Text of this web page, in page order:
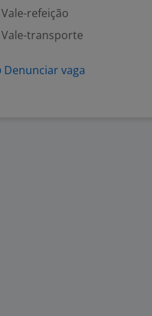
Vale-refeição
Vale-transporte
Denunciar vaga